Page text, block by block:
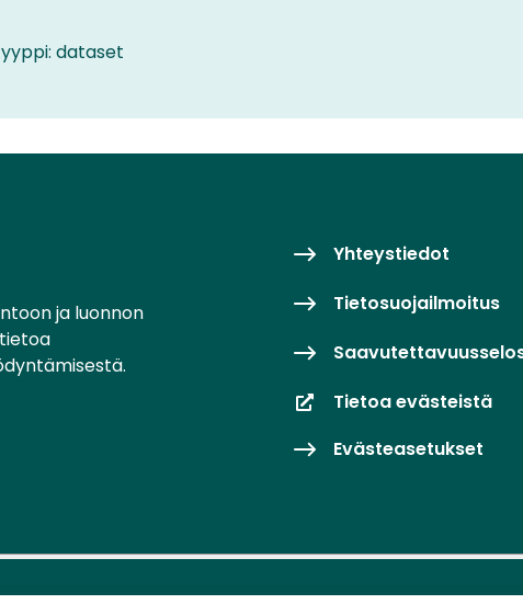
dataset
ja luonnon
Yhteystiedot
Tietosuojailmoitus
Tietoa evästeistä
Evästeasetukset